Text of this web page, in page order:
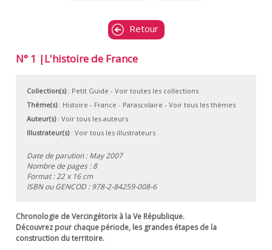
Retour
N° 1 |L'histoire de France
Collection(s): Petit Guide - Voir toutes les collections
Thème(s): Histoire - France - Parascolaire - Voir tous les thèmes
Auteur(s): Voir tous les auteurs
Illustrateur(s): Voir tous les illustrateurs
Date de parution : May 2007
Nombre de pages : 8
Format : 22 x 16 cm
ISBN ou GENCOD :978-2-84259-008-6
Chronologie de Vercingétorix à la Ve République.
Découvrez pour chaque période, les grandes étapes de la
construction du territoire.